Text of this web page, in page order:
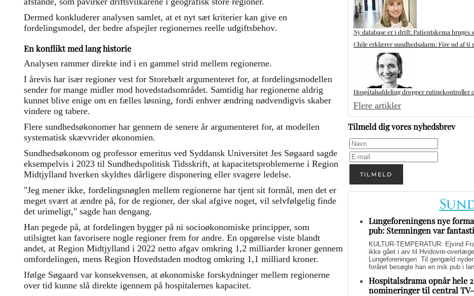
Dermed konkluderer analysen samlet, at et nyt sæt kriterier kan give en
fordelingsmodel, der bedre afspejler regionernes reelle udgiftsbehov.
En konflikt med lang historie
Analysen rammer direkte ind i en gammel strid mellem regionerne.
I årevis har især regioner vest for Storebælt argumenteret for, at fordelingsmodellen
sender for mange midler mod hovedstadsområdet. Samtidig har regionerne aldrig
kunnet blive enige om en fælles løsning, fordi enhver ændring nødvendigvis skaber
vindere og tabere.
Flere sundhedsøkonomer har gennem de senere år argumenteret for, at modellen
systematisk skævvrider økonomien.
Sundhedsøkonom og professor emeritus ved Syddansk Universitet Jes Søgaard sagde
eksempelvis i 2023 til Sundhedspolitisk Tidsskrift, at kapacitetsproblemerne i Region
Midtjylland hverken skyldtes dårligere disponering eller svagere ledelse.
"Jeg mener ikke, fordelingsnøglen mellem regionerne har tjent sit formål, men det er
meget svært at ændre på, for de regioner, der skal afgive noget, vil selvfølgelig finde
det urimeligt," sagde han dengang.
Han pegede på, at fordelingen bygger på ni socioøkonomiske principper, som
utilsigtet kan favorisere nogle regioner frem for andre. En opgørelse viste blandt
andet, at Region Midtjylland i 2022 netto afgav omkring 1,2 milliarder kroner gennem
omfordelingen, mens Region Hovedstaden modtog omkring 1,1 milliard kroner.
Ifølge Søgaard var konsekvensen, at økonomiske forskydninger mellem regionerne
over tid kunne slå direkte igennem på hospitalernes kapacitet.
Ny database er i drift: Patientskema
Chile erklærer sundhedsalarm: Fire ud af ti
Hospitalsafdeling dropper rutinekontroller
Flere artikler
Tilmeld dig vores nyhedsbrev
TILMELD
Lungeforeningens nye
pub: Stemningen var
KULTUR-TEMPERATUR: Ejvind
ikke gået i arv til Hvidovre-
Lungeforeningen. Til gengæld
foråret besøgte han en irsk pub i
Hospitalsdrama opnår hele
nomineringer til central